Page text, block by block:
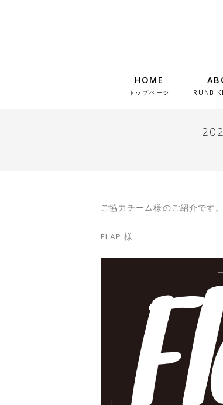
HOME
トップページ
ご協力チーム様のご紹介です。
FLAP 様